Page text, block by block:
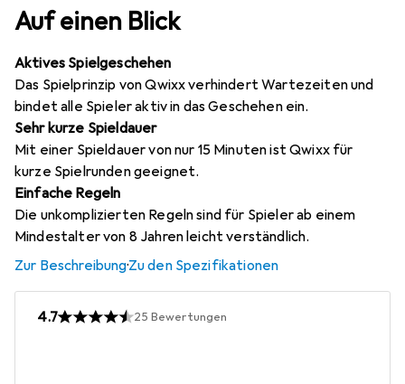
Auf einen Blick
Aktives Spielgeschehen
Das Spielprinzip von Qwixx verhindert Wartezeiten und
bindet alle Spieler aktiv in das Geschehen ein.
Sehr kurze Spieldauer
Mit einer Spieldauer von nur 15 Minuten ist Qwixx für
kurze Spielrunden geeignet.
Einfache Regeln
Die unkomplizierten Regeln sind für Spieler ab einem
Mindestalter von 8 Jahren leicht verständlich.
Zur Beschreibung·Zu den Spezifikationen
4.7 25 Bewertungen